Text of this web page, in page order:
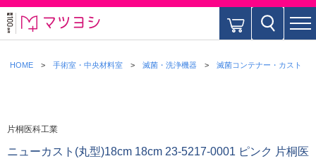
HOME 手術室・中央材料室 滅菌・洗浄機器 滅菌コンテナー・カスト
片桐医科工業
ニューカスト(丸型)18cm 18cm 23-5217-0001 ピンク 片桐医